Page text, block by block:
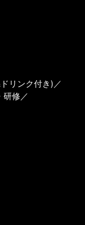
リンク付き)
研修